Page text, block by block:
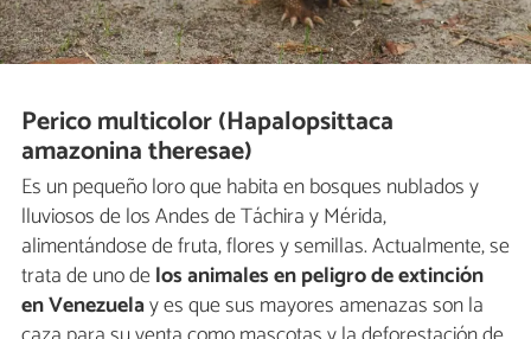
Perico multicolor (Hapalopsittaca
amazonina theresae)
Es un pequeño loro que habita en bosques nublados y
lluviosos de los Andes de Táchira y Mérida,
alimentándose de fruta, flores y semillas. Actualmente, se
trata de uno delos animales en peligro de extinción
en Venezuelay es que sus mayores amenazas son la